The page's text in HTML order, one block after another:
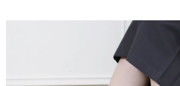
１．於結帳方式選擇「AFTEE先享後付」後，將跳
結帳頁面，進行簡訊認證並確認金額後，即可完成結
２．訂單成立數日內，您將收到繳費通知簡訊。
３．收到繳費通知簡訊後14天內，點擊此簡訊中的
每筆NT$60，滿NT$800(含以上)免運費
每筆NT$60，滿NT$800(含以上)免運費